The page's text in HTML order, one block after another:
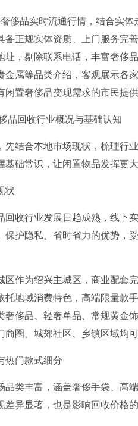
侈品实时流通行情，结合实
备正规实体资质、上门服务完
址，剔除联系电话，丰富奢侈
金属等品类介绍，客观展示各
置奢侈品变现需求的市民提
品回收行业概况与基础认知
先结合本地市场现状，梳理行
础常识，让闲置物品发挥更大
状
回收行业发展日趋成熟，线下
保护隐私、省时省力的优势，
区作为绍兴主城区，商业配套
托地域消费特色，高端限量款
奢侈品、轻奢单品、常规黄金
圈、城郊社区、乡镇区域均可
热门款式细分
品类丰富，涵盖奢侈手袋、高
异显著，也是影响回收价格的